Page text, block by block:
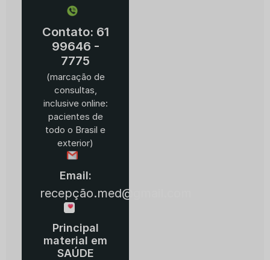
Contato: 61
99646 -
7775
(marcação de
consultas,
inclusive online:
pacientes de
todo o Brasil e
exterior)
Email:
recepção.med@gmail.com
Principal
material em
SAÚDE